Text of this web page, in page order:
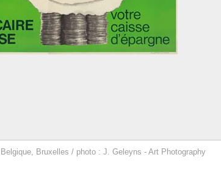
Bruxelles / photo : J. Geleyns - Art Photography